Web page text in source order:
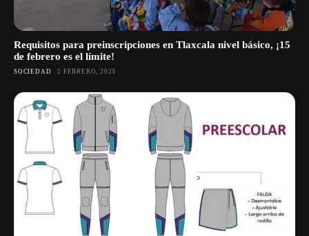
Requisitos para preinscripciones en Tlaxcala nivel básico, ¡15
de febrero es el límite!
SOCIEDAD 2 FEBRERO, 2023